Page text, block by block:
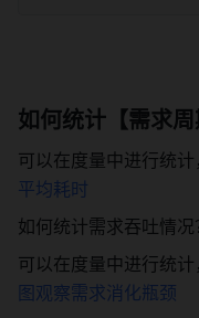
如何统计【需求
可以在度量中进行统计
平均耗时
如何统计需求吞吐情况
可以在度量中进行统计
图观察需求消化瓶颈